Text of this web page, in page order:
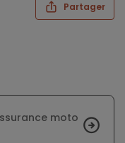
Partager
moto